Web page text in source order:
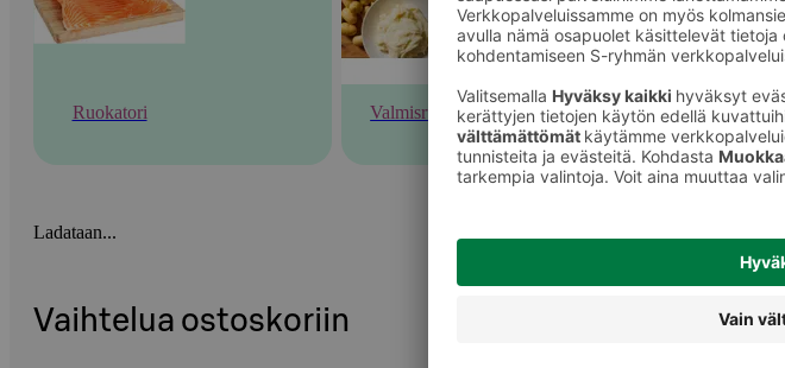
Ruokatori Valmisruoka Välipalatuotteet
Ladataan...
Vaihtelua ostoskoriin